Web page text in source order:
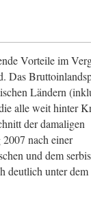
Vorteile im
Das
Ländern
alle weit hinter
der damaligen
nach einer
und dem
deutlich unter dem